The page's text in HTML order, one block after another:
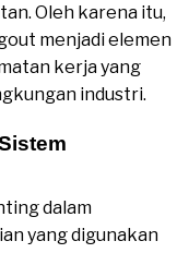
Oleh karena itu,
menjadi elemen
kerja yang
industri.
dalam
yang digunakan